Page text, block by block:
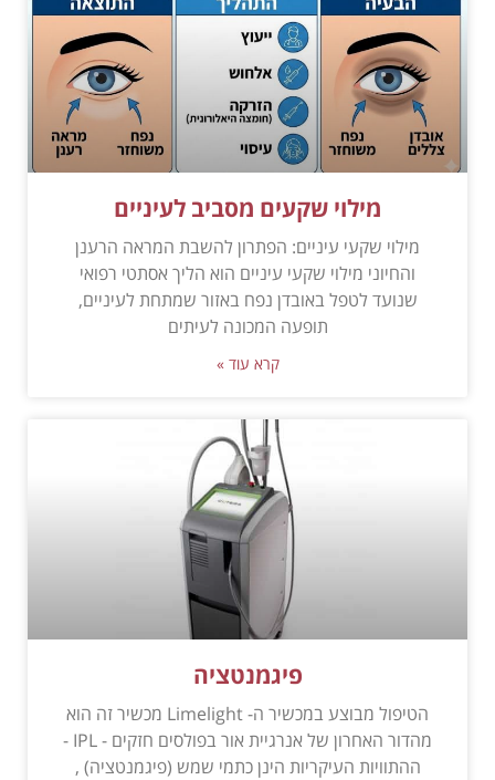
מילוי שקעים מסביב לעיניים
מילוי שקעי עיניים: הפתרון להשבת המראה הרענן
והחיוני מילוי שקעי עיניים הוא הליך אסתטי רפואי
שנועד לטפל באובדן נפח באזור שמתחת לעיניים,
תופעה המכונה לעיתים
קרא עוד »
פיגמנטציה
הטיפול מבוצע במכשיר ה- Limelight מכשיר זה הוא
מהדור האחרון של אנרגיית אור בפולסים חזקים - IPL -
ההתוויות העיקריות הינן כתמי שמש (פיגמנטציה) ,